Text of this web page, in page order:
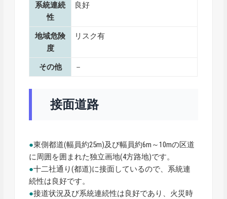
系統連続
性
良好
地域危険
度
リスク有
その他 －
接面道路
●東側都道(幅員約25m)及び幅員約6m～10mの区道
に周囲を囲まれた独立画地(4方路地)です。
●十二社通り(都道)に接面しているので、系統連
続性は良好です。
●接道状況及び系統連続性は良好であり、火災時